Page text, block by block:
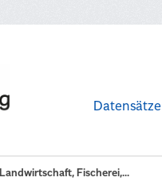
Datensätze
Landwirtschaft, Fischerei,...